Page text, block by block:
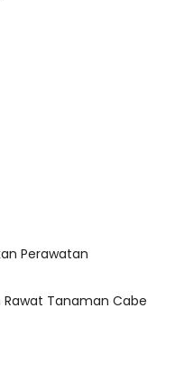
Perawatan
Tanaman Cabe